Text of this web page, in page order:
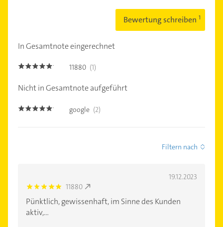
Bewertung schreiben
In Gesamtnote eingerechnet
5.0 11880 (1)
Nicht in Gesamtnote aufgeführt
5.0 google (2)
Filtern nach
19.12.2023
5.0 11880
Pünktlich, gewissenhaft, im Sinne des Kunden
aktiv,...